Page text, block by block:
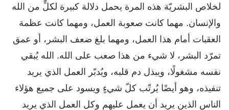
لخلاص البشريّة هذه المرة يحمل دلالة كبيرة لكلٍّ من الله
والإنسان. مهما كانت صعوبة العمل، ومهما كانت عظمة
العقبات أمام هذا العمل، ومهما بلغ ضعف البشر، أو عمق
تمرّد البشر، لا شيء من هذا صعب على الله. الله يُبقي
نفسه مشغولًا، ويبذل دم قلبه، ويُدبّر العمل الذي يريد
تنفيذه، وهو أيضًا يُرتّب كلّ شيءٍ ويسود على جميع هؤلاء
الناس الذين يريد أن يعمل عليهم وكل العمل الذي يريد